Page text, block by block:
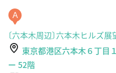
A
〔六本木周辺〕六本木ヒルズ
東京都港区六本木６丁目
ー 52階